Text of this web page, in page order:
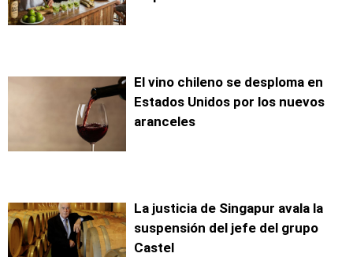
El vino chileno se desploma en
Estados Unidos por los nuevos
aranceles
La justicia de Singapur avala la
suspensión del jefe del grupo
Castel